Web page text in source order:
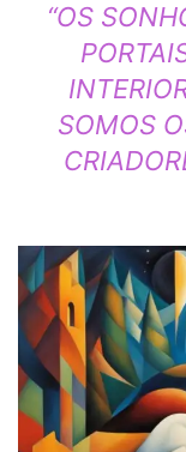
“OS
SOMOS